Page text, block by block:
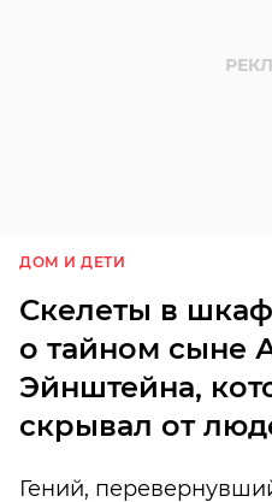
ДОМ И ДЕТИ
Скелеты в
о тайном сыне
Эйнштейна,
скрывал от
Гений,